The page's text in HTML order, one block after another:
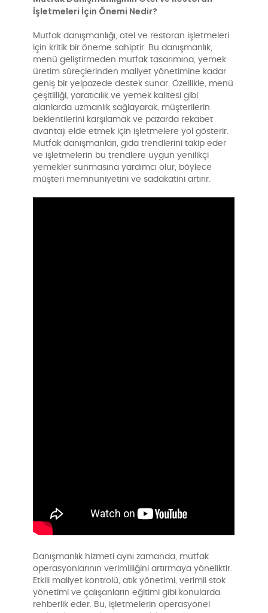
İşletmeleri İçin Önemi Nedir?
Mutfak danışmanlığı, otel ve restoran işletmeleri
için kritik bir öneme sahiptir. Bu danışmanlık,
menü geliştirmeden mutfak tasarımına, yemek
üretim süreçlerinden maliyet yönetimine kadar
geniş bir yelpazede destek sunar. Özellikle, menü
çeşitliliği, yaratıcılık ve yemek kalitesi gibi
alanlarda uzmanlık sağlayarak, müşterilerin
beklentilerini karşılamak ve pazarda rekabet
avantajı elde etmek için işletmelere yol gösterir.
Mutfak danışmanları, gıda trendlerini takip eder
ve işletmelerin bu trendlere uygun yenilikçi
yemekler sunmasına yardımcı olur, böylece
müşteri memnuniyetini ve sadakatini artırır.
Danışmanlık hizmeti aynı zamanda, mutfak
operasyonlarının verimliliğini artırmaya yöneliktir.
Etkili maliyet kontrolü, atık yönetimi, verimli stok
yönetimi ve çalışanların eğitimi gibi konularda
rehberlik eder. Bu, işletmelerin operasyonel